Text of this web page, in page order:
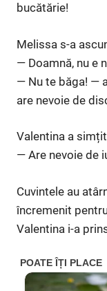
bucătărie!
Melissa s-a
— Doamnă, nu e
— Nu te băga! —
are nevoie de
Valentina a
— Are nevoie de
Cuvintele au
încremenit
Valentina i-a